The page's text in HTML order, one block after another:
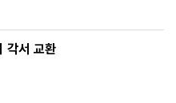
각서 교환